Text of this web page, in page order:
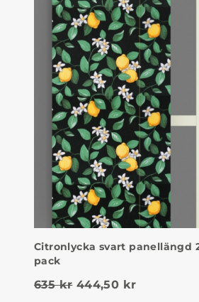
Citronlycka svart panellängd
pack
635kr Det ursprungliga
444,50 krDet